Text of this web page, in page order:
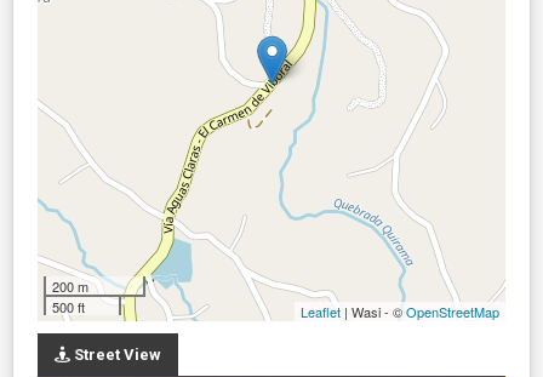
200 m
500 ft
Leaflet | Wasi - ©OpenStreetMap
Street View